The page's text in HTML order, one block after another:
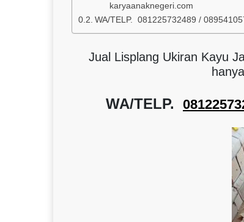
karyaanaknegeri.com
WA/TELP. 081225732489 /
Jual Lisplang Ukiran Kayu
WA/TELP.